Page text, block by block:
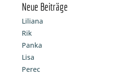
Neue Beiträge
Liliana
Rik
Panka
Lisa
Perec